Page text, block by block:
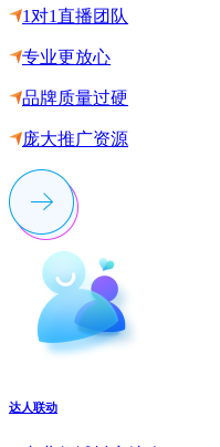
1对1直播团队
专业更放心
品牌质量过硬
庞大推广资源
达人联动